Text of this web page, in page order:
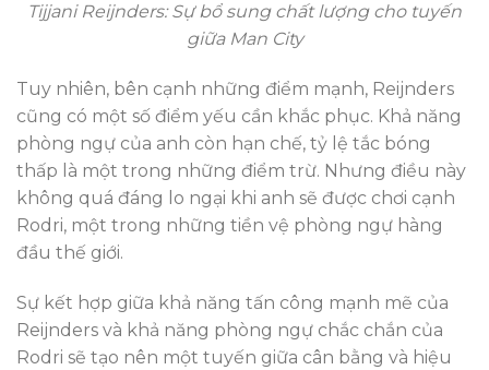
Tijjani Reijnders: Sự bổ sung chất lượng cho tuyến
giữa Man City
Tuy nhiên, bên cạnh những điểm mạnh, Reijnders
cũng có một số điểm yếu cần khắc phục. Khả năng
phòng ngự của anh còn hạn chế, tỷ lệ tắc bóng
thấp là một trong những điểm trừ. Nhưng điều này
không quá đáng lo ngại khi anh sẽ được chơi cạnh
Rodri, một trong những tiền vệ phòng ngự hàng
đầu thế giới.
Sự kết hợp giữa khả năng tấn công mạnh mẽ của
Reijnders và khả năng phòng ngự chắc chắn của
Rodri sẽ tạo nên một tuyến giữa cân bằng và hiệu